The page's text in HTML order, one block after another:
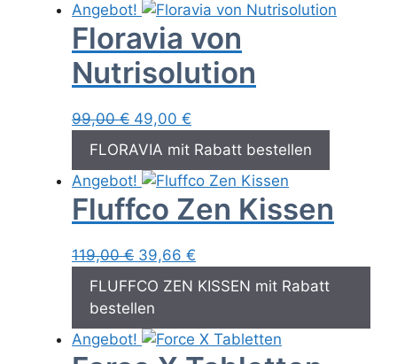
49,00 €29,00 €.
Angebot!
Floravia von
Nutrisolution
99,00€ Ursprünglicher
Preis
99,00 €
49,00 €
Preis
49,00 €.
FLORAVIA mit Rabatt bestellen
Angebot!
Fluffco Zen Kissen
119,00€ Ursprünglicher
Preis
39,66 €
Preis
FLUFFCO ZEN KISSEN mit Rabatt
bestellen
Angebot!